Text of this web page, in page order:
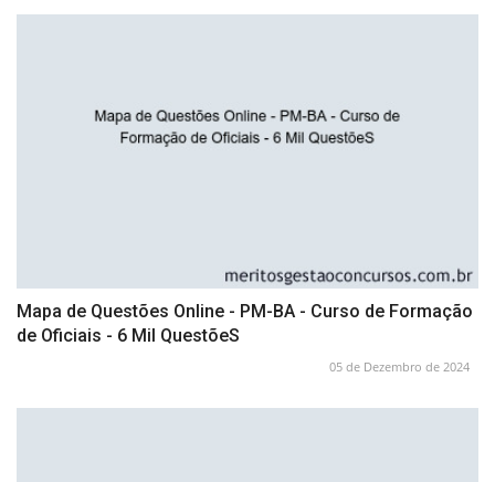
Mapa de Questões Online - PM-BA - Curso de Formação
de Oficiais - 6 Mil QuestõeS
05 de Dezembro de 2024